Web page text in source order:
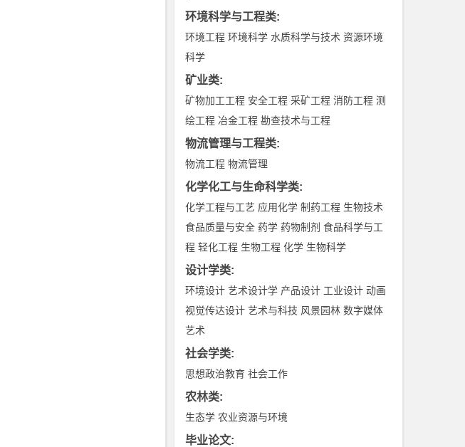
环境科学与工程类:
环境工程 环境科学 水质科学与技术 资源环境
科学
矿业类:
矿物加工工程 安全工程 采矿工程 消防工程 测
绘工程 冶金工程 勘查技术与工程
物流管理与工程类:
物流工程 物流管理
化学化工与生命科学类:
化学工程与工艺 应用化学 制药工程 生物技术
食品质量与安全 药学 药物制剂 食品科学与工
程 轻化工程 生物工程 化学 生物科学
设计学类:
环境设计 艺术设计学 产品设计 工业设计 动画
视觉传达设计 艺术与科技 风景园林 数字媒体
艺术
社会学类:
思想政治教育 社会工作
农林类:
生态学 农业资源与环境
毕业论文: